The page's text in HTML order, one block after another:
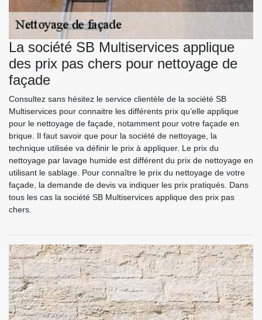
La société SB Multiservices applique
des prix pas chers pour nettoyage de
façade
Consultez sans hésitez le service clientèle de la société SB
Multiservices pour connaitre les différents prix qu’elle applique
pour le nettoyage de façade, notamment pour votre façade en
brique. Il faut savoir que pour la société de nettoyage, la
technique utilisée va définir le prix à appliquer. Le prix du
nettoyage par lavage humide est différent du prix de nettoyage en
utilisant le sablage. Pour connaître le prix du nettoyage de votre
façade, la demande de devis va indiquer les prix pratiqués. Dans
tous les cas la société SB Multiservices applique des prix pas
chers.